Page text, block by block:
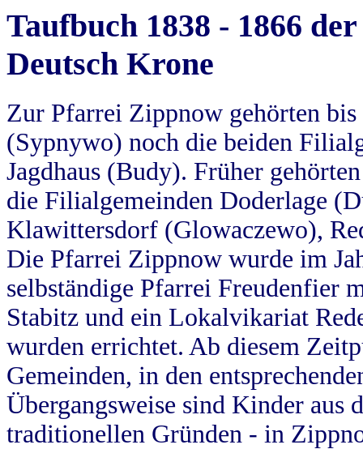
Taufbuch 1838 - 1866
Deutsch Krone
Zur Pfarrei Zippnow gehörten
(Sypnywo) noch die beiden
Jagdhaus (Budy). Früher
die Filialgemeinden Doderlage
Klawittersdorf (Glowaczewo),
Die Pfarrei Zippnow wurde im
selbständige Pfarrei Freudenfier
Stabitz und ein Lokalvikariat
wurden errichtet. Ab diesem
Gemeinden, in den
Übergangsweise sind Kinder aus
traditionellen Gründen - in